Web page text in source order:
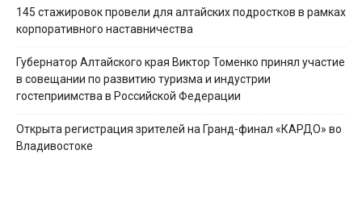
145 стажировок провели для алтайских подростков в рамках
корпоративного наставничества
Губернатор Алтайского края Виктор Томенко принял участие
в совещании по развитию туризма и индустрии
гостеприимства в Российской Федерации
Открыта регистрация зрителей на Гранд-финал «КАРДО» во
Владивостоке